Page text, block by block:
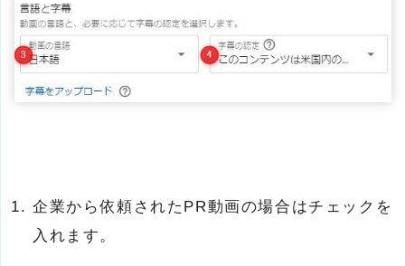
企業から依頼されたPR動画の場合はチェックを
入れます。